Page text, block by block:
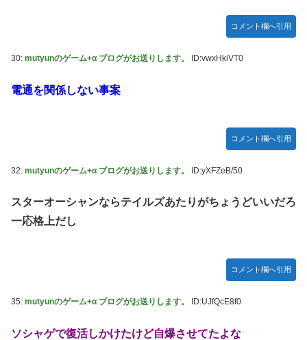
コメント欄へ引用
30: mutyunのゲーム+α ブログがお送りします。 ID:vwxHkiVT0
電通を関係しない事案
コメント欄へ引用
32: mutyunのゲーム+α ブログがお送りします。 ID:yXFZeB/50
スターオーシャンならテイルズあたりがちょうどいいだろ
一応格上だし
コメント欄へ引用
35: mutyunのゲーム+α ブログがお送りします。 ID:UJfQcE8f0
ソシャゲで復活しかけたけど自爆させてたよな